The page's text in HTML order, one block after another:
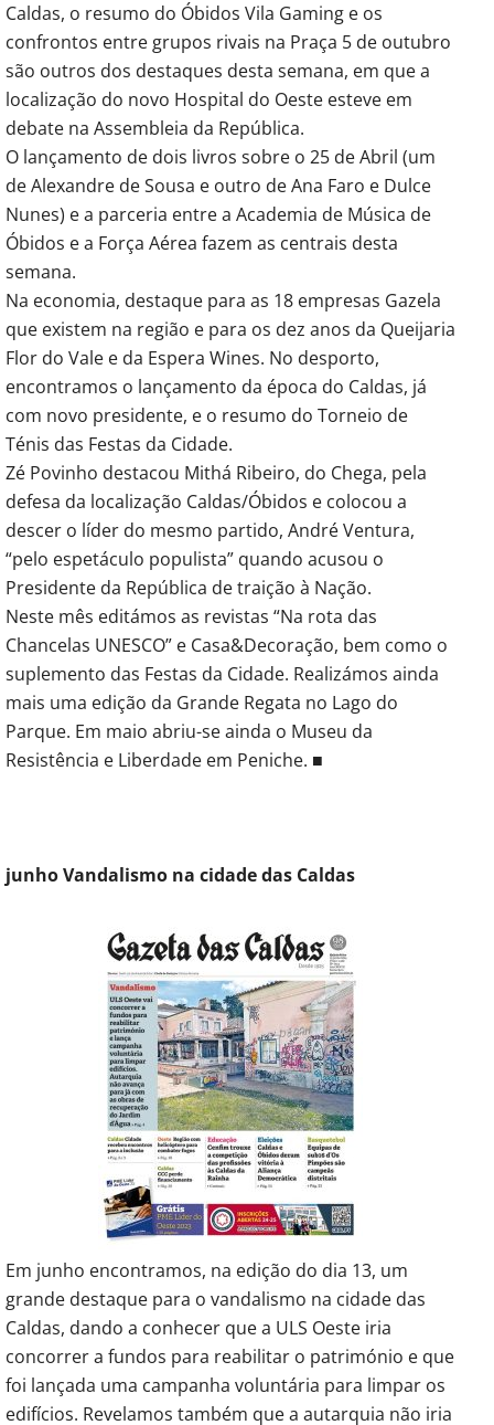
Caldas, o resumo do Óbidos Vila Gaming e os
confrontos entre grupos rivais na Praça 5 de outubro
são outros dos destaques desta semana, em que a
localização do novo Hospital do Oeste esteve em
debate na Assembleia da República.
O lançamento de dois livros sobre o 25 de Abril (um
de Alexandre de Sousa e outro de Ana Faro e Dulce
Nunes) e a parceria entre a Academia de Música de
Óbidos e a Força Aérea fazem as centrais desta
semana.
Na economia, destaque para as 18 empresas Gazela
que existem na região e para os dez anos da Queijaria
Flor do Vale e da Espera Wines. No desporto,
encontramos o lançamento da época do Caldas, já
com novo presidente, e o resumo do Torneio de
Ténis das Festas da Cidade.
Zé Povinho destacou Mithá Ribeiro, do Chega, pela
defesa da localização Caldas/Óbidos e colocou a
descer o líder do mesmo partido, André Ventura,
“pelo espetáculo populista” quando acusou o
Presidente da República de traição à Nação.
Neste mês editámos as revistas “Na rota das
Chancelas UNESCO” e Casa&Decoração, bem como o
suplemento das Festas da Cidade. Realizámos ainda
mais uma edição da Grande Regata no Lago do
Parque. Em maio abriu-se ainda o Museu da
Resistência e Liberdade em Peniche. ■
junho Vandalismo na cidade das Caldas
Em junho encontramos, na edição do dia 13, um
grande destaque para o vandalismo na cidade das
Caldas, dando a conhecer que a ULS Oeste iria
concorrer a fundos para reabilitar o património e que
foi lançada uma campanha voluntária para limpar os
edifícios. Revelamos também que a autarquia não iria